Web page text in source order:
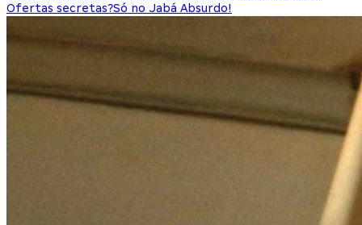
Ofertas secretas?Só no Jabá Absurdo!